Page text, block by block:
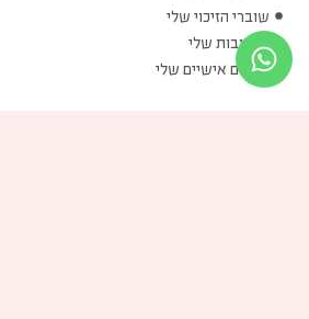
שוברי הזיכוי שלי
הכתובות שלי
פרטים אישיים שלי